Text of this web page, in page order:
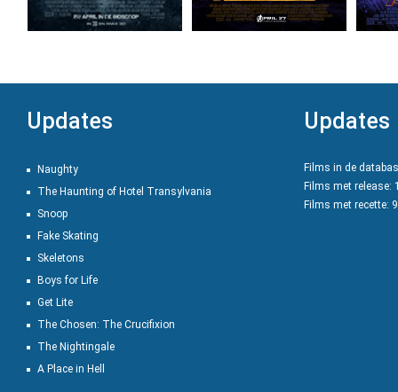
Updates
Naughty
The Haunting of Hotel Transylvania
Snoop
Fake Skating
Skeletons
Boys for Life
Get Lite
The Chosen: The Crucifixion
The Nightingale
A Place in Hell
Updates
Films in de
Films met release:
Films met recette: